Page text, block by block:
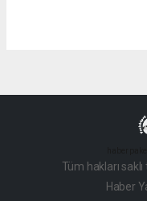
Tüm hakları
Haber